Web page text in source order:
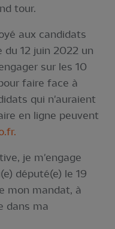
tour.
aux candidats
du 12 juin 2022 un
sur les 10
faire face à
qui n'auraient
en ligne peuvent
.
je m'engage
député(e) le 19
mon mandat, à
dans ma